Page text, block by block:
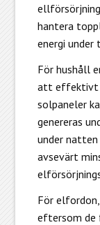
hantera
energi under
För hushåll
att effektivt
solpaneler
genereras
under
avsevärt
För
eftersom de